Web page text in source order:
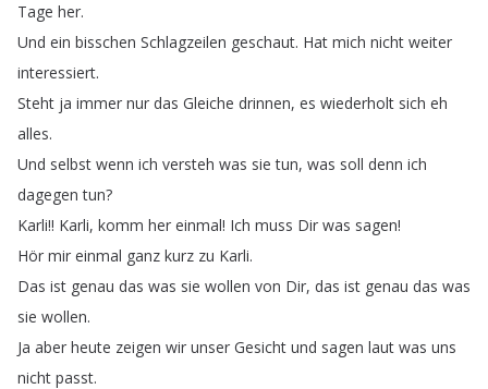
Tage her.
Und ein bisschen Schlagzeilen geschaut. Hat mich nicht weiter
interessiert.
Steht ja immer nur das Gleiche drinnen, es wiederholt sich eh
alles.
Und selbst wenn ich versteh was sie tun, was soll denn ich
dagegen tun?
Karli!! Karli, komm her einmal! Ich muss Dir was sagen!
Hör mir einmal ganz kurz zu Karli.
Das ist genau das was sie wollen von Dir, das ist genau das was
sie wollen.
Ja aber heute zeigen wir unser Gesicht und sagen laut was uns
nicht passt.